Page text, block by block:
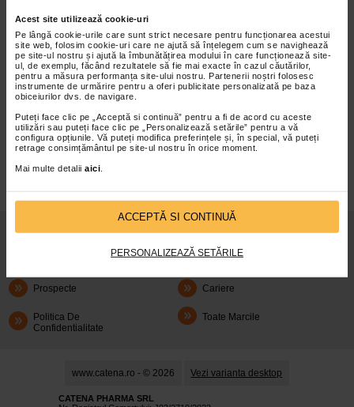
Acest site utilizează cookie-uri
Pe lângă cookie-urile care sunt strict necesare pentru funcționarea acestui
site web, folosim cookie-uri care ne ajută să înțelegem cum se navighează
pe site-ul nostru și ajută la îmbunătățirea modului în care funcționează site-
ul, de exemplu, făcând rezultatele să fie mai exacte în cazul căutărilor,
pentru a măsura performanța site-ului nostru. Partenerii noștri folosesc
instrumente de urmărire pentru a oferi publicitate personalizată pe baza
obiceiurilor dvs. de navigare.
Puteți face clic pe „Acceptă si continuă” pentru a fi de acord cu aceste
utilizări sau puteți face clic pe „Personalizează setările” pentru a vă
configura opțiunile. Vă puteți modifica preferințele și, în special, vă puteți
retrage consimțământul pe site-ul nostru în orice moment.
Mai multe detalii aici
ACCEPTĂ SI CONTINUĂ
PERSONALIZEAZĂ SETĂRILE
alimentar Volum net: 20/ 100/ 350
ml Ingrediente: apa; fructe de…
natural Volum net: 350 ml…
infoline@catena.ro CallCenter
Despre Noi Oferte
Cum Rezerv
Prospecte Cariere
Politica De
Confidentialitate
Toate Marcile
www.catena.ro - © 2026 Vezi varianta desktop
CATENA PHARMA SRL